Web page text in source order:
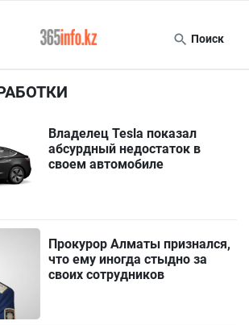
Поиск
Владелец Tesla показал
абсурдный недостаток в
своем автомобиле
Прокурор Алматы признался,
что ему иногда стыдно за
своих сотрудников